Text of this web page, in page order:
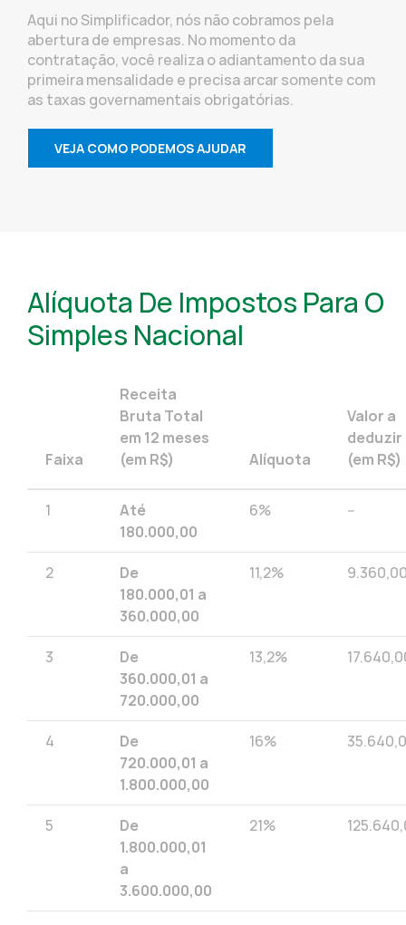
Aqui no Simplificador, nós não cobramos pela
abertura de empresas. No momento da
contratação, você realiza o adiantamento da sua
primeira mensalidade e precisa arcar somente com
as taxas governamentais obrigatórias.
VEJA COMO PODEMOS AJUDAR
Alíquota De Impostos Para O
Simples Nacional
Faixa
Receita
Bruta Total
em 12 meses
(em R$)
Alíquota
Valor a
deduzir
(em R$)
1
Até
180.000,00
6% --
2
De
180.000,01 a
360.000,00
11,2%
3
De
360.000,01 a
720.000,00
13,2%
4
De
720.000,01 a
1.800.000,00
16%
5
De
1.800.000,01
a
3.600.000,00
21%